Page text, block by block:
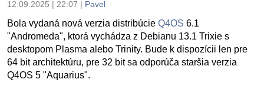
12.09.2025 | 22:07 | Pavel
Bola vydaná nová verzia distribúcie Q4OS 6.1
"Andromeda", ktorá vychádza z Debianu 13.1 Trixie s
desktopom Plasma alebo Trinity. Bude k dispozícii len pre
64 bit architektúru, pre 32 bit sa odporúča staršia verzia
Q4OS 5 "Aquarius".